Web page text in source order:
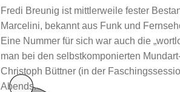
Fredi Breunig ist mittlerweile fester
Marcelini, bekannt aus Funk und
Eine Nummer für sich war auch die
man bei den selbstkomponierten
Christoph Büttner (in der
Abends.